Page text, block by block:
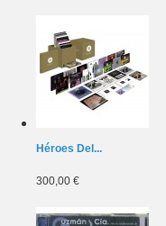
Héroes Del...
300,00 €